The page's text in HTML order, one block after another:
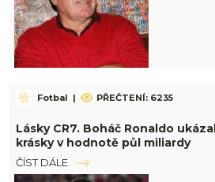
Fotbal | PŘEČTENÍ: 6235
Lásky CR7. Boháč Ronaldo
krásky v hodnotě půl miliardy
ČÍST DÁLE